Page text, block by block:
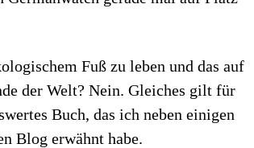
Fuß zu leben und das auf
der Welt? Nein. Gleiches gilt für
Buch, das ich neben einigen
Blog erwähnt habe.